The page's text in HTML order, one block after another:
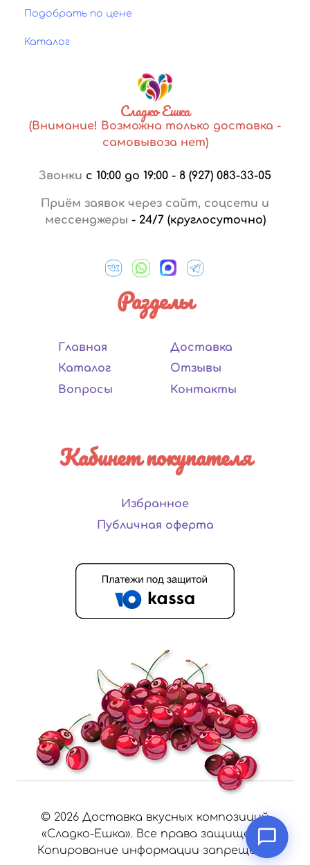
Подобрать по цене
Каталог
Сладко Ешка
(Внимание! Возможна только доставка -
самовывоза нет)
Звонки с 10:00 до 19:00 - 8 (927) 083-33-05
Приём заявок через сайт, соцсети и
мессенджеры - 24/7 (круглосуточно)
Разделы
Главная
Каталог
Вопросы
Доставка
Отзывы
Контакты
Кабинет покупателя
Избранное
Публичная оферта
© 2026 Доставка вкусных композиций
«Сладко-Ешка». Все права защищены.
Копирование информации запрещено.